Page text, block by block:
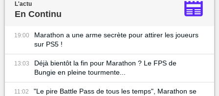
L'actu
En Continu
19:00
Marathon a une arme secrète pour attirer les joueurs
sur PS5 !
13:03
Déjà bientôt la fin pour Marathon ? Le FPS de
Bungie en pleine tourmente...
11:02
"Le pire Battle Pass de tous les temps", Marathon se